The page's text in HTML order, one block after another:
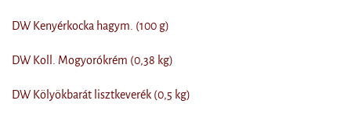
DW Kenyérkocka hagym. (100 g)
DW Koll. Mogyorókrém (0,38 kg)
DW Kölyökbarát lisztkeverék (0,5 kg)